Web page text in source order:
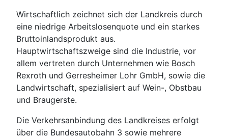
Wirtschaftlich zeichnet sich der Landkreis durch
eine niedrige Arbeitslosenquote und ein starkes
Bruttoinlandsprodukt aus.
Hauptwirtschaftszweige sind die Industrie, vor
allem vertreten durch Unternehmen wie Bosch
Rexroth und Gerresheimer Lohr GmbH, sowie die
Landwirtschaft, spezialisiert auf Wein-, Obstbau
und Braugerste.
Die Verkehrsanbindung des Landkreises erfolgt
über die Bundesautobahn 3 sowie mehrere